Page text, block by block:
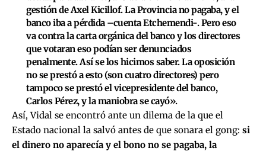
gestión de Axel Kicillof. La Provincia no pagaba, y el
banco iba a pérdida –cuenta Etchemendi-. Pero eso
va contra la carta orgánica del banco y los directores
que votaran eso podían ser denunciados
penalmente. Así se los hicimos saber. La oposición
no se prestó a esto (son cuatro directores) pero
tampoco se prestó el vicepresidente del banco,
Carlos Pérez, y la maniobra se cayó».
Así, Vidal se encontró ante un dilema de la que el
Estado nacional la salvó antes de que sonara el gong: si
el dinero no aparecía y el bono no se pagaba, la